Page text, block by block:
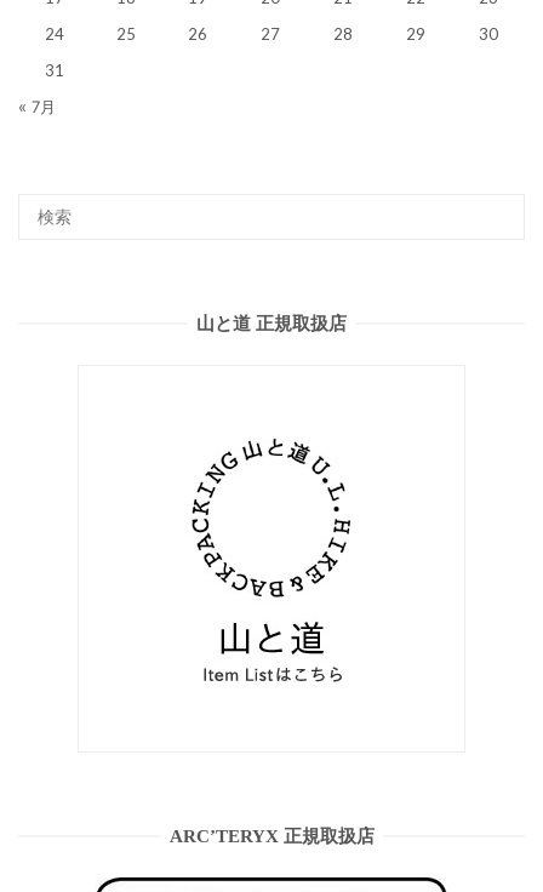
24
25 26 27 28 29
30
31
« 7月
山と道 正規取扱店
ARC’TERYX 正規取扱店